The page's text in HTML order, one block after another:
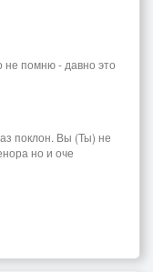
не помню - давно это
поклон. Вы (Ты) не
но и оче